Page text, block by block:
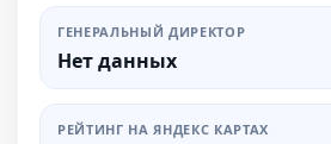
ГЕНЕРАЛЬНЫЙ ДИРЕКТОР
Нет данных
РЕЙТИНГ НА ЯНДЕКС КАРТАХ